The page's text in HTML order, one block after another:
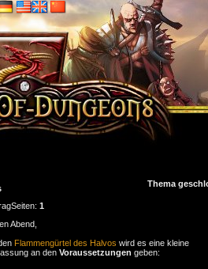
Thema
Seiten: 1
Abend,
Flammengürtel des Halvos wird es eine kleine
an den Voraussetzungen geben: